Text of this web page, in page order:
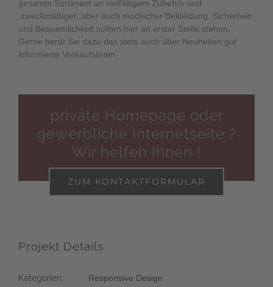
gesamte Sortiment an vielfältigem Zubehör und
zweckmäßiger, aber auch modischer Bekleidung. Sicherheit
und Bequemlichkeit sollten hier an erster Stelle stehen.
Gerne berät Sie dazu das stets auch über Neuheiten gut
informierte Verkaufsteam.
private Homepage oder
gewerbliche Internetseite ?
Wir helfen Ihnen !
ZUM KONTAKTFORMULAR
Projekt Details
Kategorien:
Responsive Design